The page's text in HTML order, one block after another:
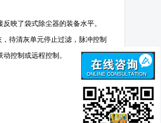
映了袋式除尘器的装备水平。
待清灰单元停止过滤，脉冲控制
控制或远程控制。